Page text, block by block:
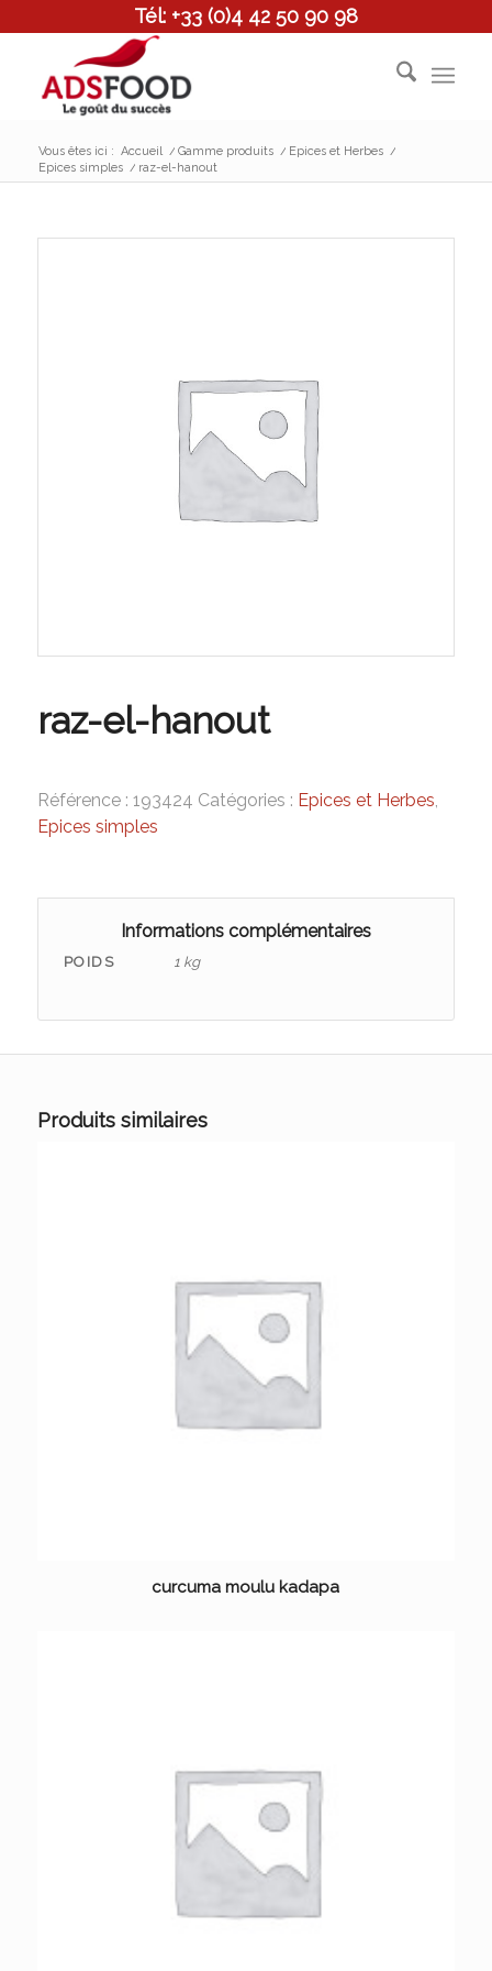
Tél: +33 (0)4 42 50 90 98
Vous êtes ici : Accueil / Gamme produits / Epices et Herbes /
Epices simples / raz-el-hanout
raz-el-hanout
Référence : 193424 Catégories : Epices et Herbes
Epices simples
Informations complémentaires
POIDS 1 kg
Produits similaires
curcuma moulu kadapa